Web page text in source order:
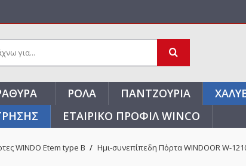
ΡΟΛΆ ΠΑΝΤΖΟΎΡΙΑ
ΕΤΑΙΡΙΚΌ ΠΡΟΦΊΛ WINCO
WINDO Etem type B Ημι-συνεπίπεδη Πόρτα WINDOOR W-